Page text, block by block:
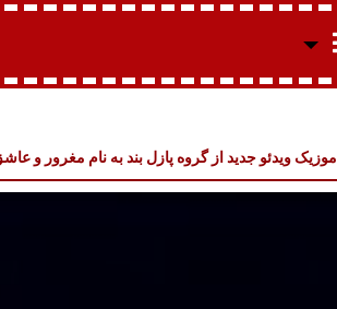
موزیک ویدئو جدید از گروه پازل بند به نام مغرور و